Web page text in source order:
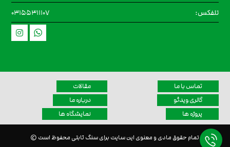
تلفکس:
۰۳۱۵۵۳۱۱۱۰۷
مقالات
تماس با ما
درباره ما
گالری ویدئو
نمایشگاه ها
پروژه ها
تمام حقوق مادی و معنوی این سایت برای سنگ ثابتی محفوظ است ©